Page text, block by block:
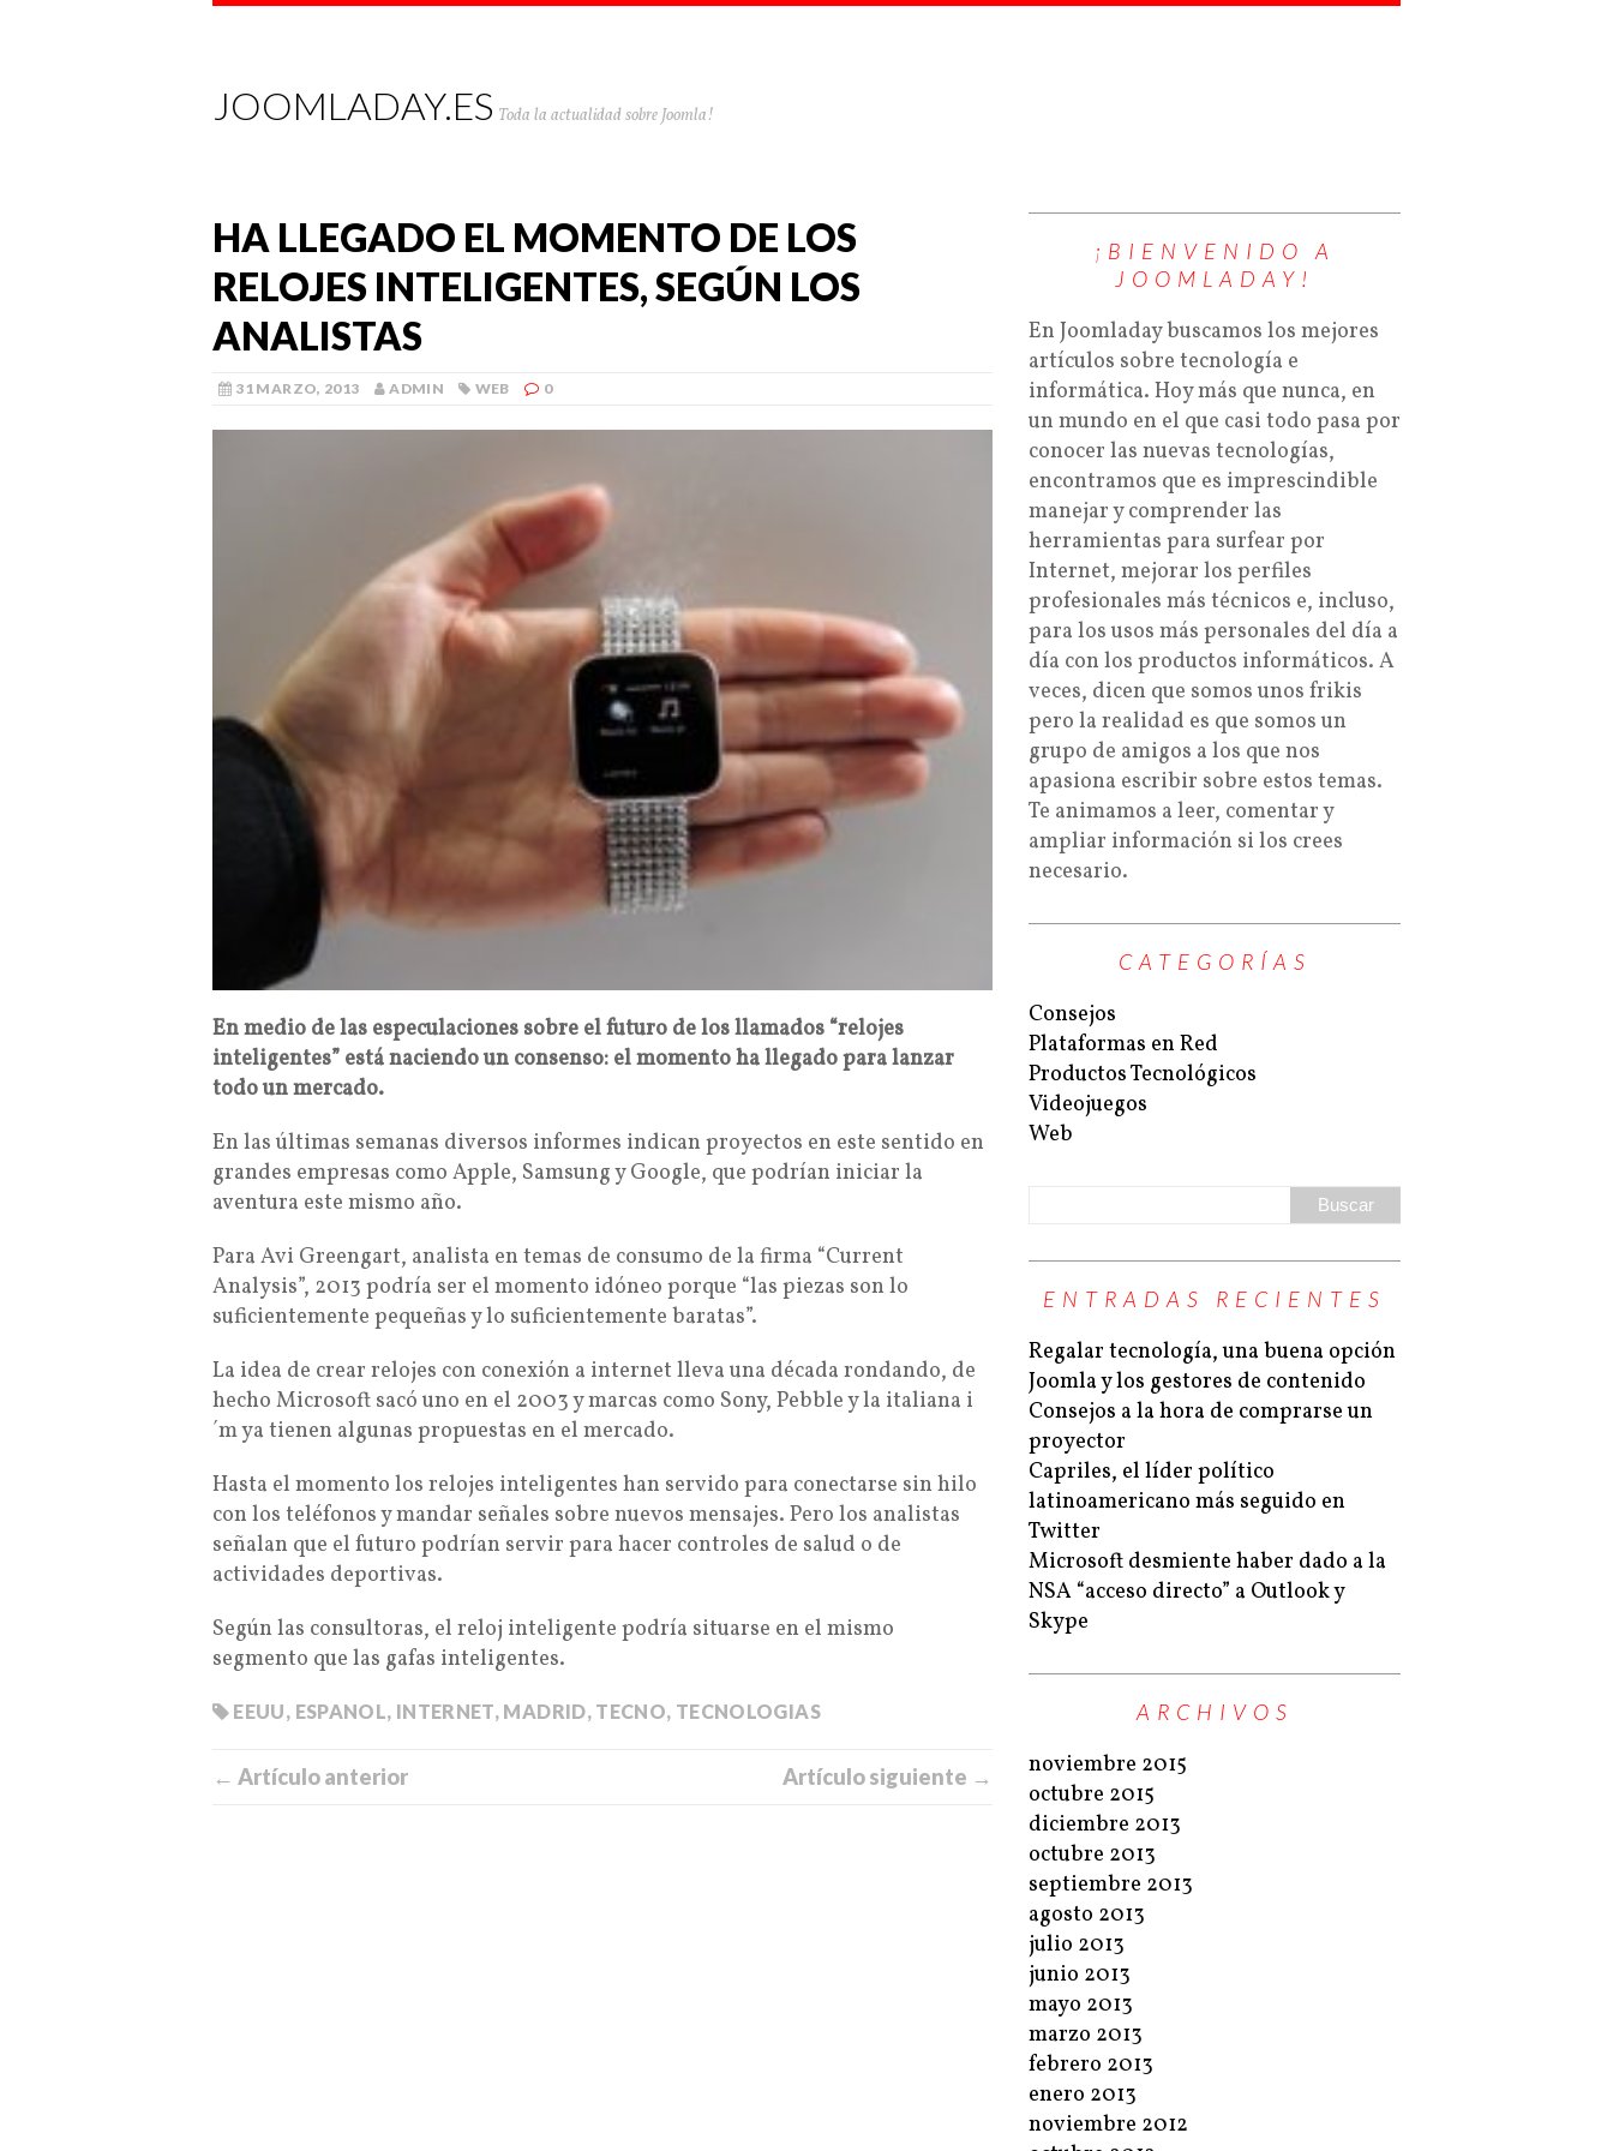
JOOMLADAY.ES Toda la actualidad sobre Joomla!
HA LLEGADO EL MOMENTO DE LOS
RELOJES INTELIGENTES, SEGÚN LOS
ANALISTAS
31 MARZO, 2013 ADMIN WEB 0
En medio de las especulaciones sobre el futuro de los llamados “relojes
inteligentes” está naciendo un consenso: el momento ha llegado para lanzar
todo un mercado.
En las últimas semanas diversos informes indican proyectos en este sentido en
grandes empresas como Apple, Samsung y Google, que podrían iniciar la
aventura este mismo año.
Para Avi Greengart, analista en temas de consumo de la firma “Current
Analysis”, 2013 podría ser el momento idóneo porque “las piezas son lo
suficientemente pequeñas y lo suficientemente baratas”.
La idea de crear relojes con conexión a internet lleva una década rondando, de
hecho Microsoft sacó uno en el 2003 y marcas como Sony, Pebble y la italiana i
´m ya tienen algunas propuestas en el mercado.
Hasta el momento los relojes inteligentes han servido para conectarse sin hilo
con los teléfonos y mandar señales sobre nuevos mensajes. Pero los analistas
señalan que el futuro podrían servir para hacer controles de salud o de
actividades deportivas.
Según las consultoras, el reloj inteligente podría situarse en el mismo
segmento que las gafas inteligentes.
EEUU, ESPANOL, INTERNET, MADRID, TECNO, TECNOLOGIAS
← Artículo anterior Artículo siguiente →
¡BIENVENIDO A
JOOMLADAY!
En Joomladay buscamos los mejores
artículos sobre tecnología e
informática. Hoy más que nunca, en
un mundo en el que casi todo pasa por
conocer las nuevas tecnologías,
encontramos que es imprescindible
manejar y comprender las
herramientas para surfear por
Internet, mejorar los perfiles
profesionales más técnicos e, incluso,
para los usos más personales del día a
día con los productos informáticos. A
veces, dicen que somos unos frikis
pero la realidad es que somos un
grupo de amigos a los que nos
apasiona escribir sobre estos temas.
Te animamos a leer, comentar y
ampliar información si los crees
necesario.
CATEGORÍAS
Consejos
Plataformas en Red
Productos Tecnológicos
Videojuegos
Web
ENTRADAS RECIENTES
Regalar tecnología, una buena opción
Joomla y los gestores de contenido
Consejos a la hora de comprarse un
proyector
Capriles, el líder político
latinoamericano más seguido en
Twitter
Microsoft desmiente haber dado a la
NSA “acceso directo” a Outlook y
Skype
ARCHIVOS
noviembre 2015
octubre 2015
diciembre 2013
octubre 2013
septiembre 2013
agosto 2013
julio 2013
junio 2013
mayo 2013
marzo 2013
febrero 2013
enero 2013
noviembre 2012